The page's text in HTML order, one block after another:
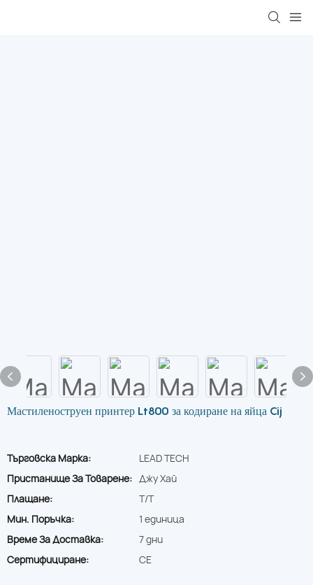
Мастиленоструен принтер Lt800 за кодиране на яйца Cij
Търговска Марка:
LEAD TECH
Пристанище За Товарене: Джу Хай
Плащане:
T/T
Мин. Поръчка:
1 единица
Време За Доставка:
7 дни
Сертифициране:
CE